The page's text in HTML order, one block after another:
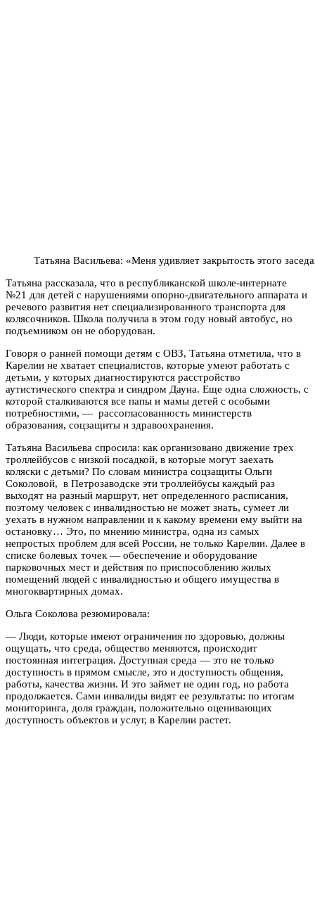
Татьяна Васильева: «Меня удивляет закрытость этого
Татьяна рассказала, что в республиканской школе-интернате
№21 для детей с нарушениями опорно-двигательного аппарата и
речевого развития нет специализированного транспорта для
колясочников. Школа получила в этом году новый автобус, но
подъемником он не оборудован.
Говоря о ранней помощи детям с ОВЗ, Татьяна отметила, что в
Карелии не хватает специалистов, которые умеют работать с
детьми, у которых диагностируются расстройство
аутистического спектра и синдром Дауна. Еще одна сложность, с
которой сталкиваются все папы и мамы детей с особыми
потребностями, — рассогласованность министерств
образования, соцзащиты и здравоохранения.
Татьяна Васильева спросила: как организовано движение трех
троллейбусов с низкой посадкой, в которые могут заехать
коляски с детьми? По словам министра соцзащиты Ольги
Соколовой, в Петрозаводске эти троллейбусы каждый раз
выходят на разный маршрут, нет определенного расписания,
поэтому человек с инвалидностью не может знать, сумеет ли
уехать в нужном направлении и к какому времени ему выйти на
остановку… Это, по мнению министра, одна из самых
непростых проблем для всей России, не только Карелии. Далее в
списке болевых точек — обеспечение и оборудование
парковочных мест и действия по приспособлению жилых
помещений людей с инвалидностью и общего имущества в
многоквартирных домах.
Ольга Соколова резюмировала:
— Люди, которые имеют ограничения по здоровью, должны
ощущать, что среда, общество меняются, происходит
постоянная интеграция. Доступная среда — это не только
доступность в прямом смысле, это и доступность общения,
работы, качества жизни. И это займет не один год, но работа
продолжается. Сами инвалиды видят ее результаты: по итогам
мониторинга, доля граждан, положительно оценивающих
доступность объектов и услуг, в Карелии растет.